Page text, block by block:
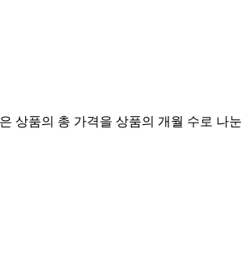
상품의 총 가격을 상품의 개월 수로 나